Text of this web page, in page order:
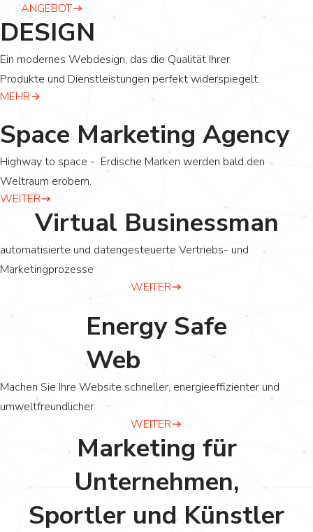
ANGEBOT
DESIGN
Ein modernes Webdesign, das die Qualität Ihrer
Produkte und Dienstleistungen perfekt widerspiegelt.
MEHR
Space Marketing Agency
Highway to space - Erdische Marken werden bald den
Weltraum erobern.
WEITER
Virtual Businessman
automatisierte und datengesteuerte Vertriebs- und
Marketingprozesse
WEITER
Energy Safe
Web
Machen Sie Ihre Website schneller, energieeffizienter und
umweltfreundlicher.
WEITER
Marketing für
Unternehmen,
Sportler und Künstler